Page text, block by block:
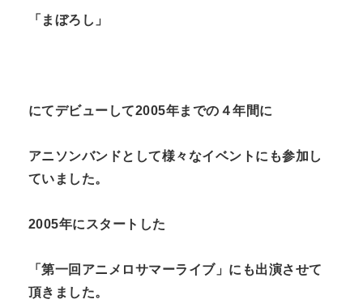
「まぼろし」
にてデビューして2005年までの４年間に
アニソンバンドとして様々なイベントにも参加し
ていました。
2005年にスタートした
「第一回アニメロサマーライブ」にも出演させて
頂きました。